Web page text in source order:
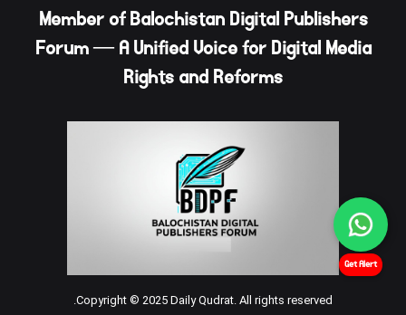
Member of Balochistan Digital Publishers
Forum — A Unified Voice for Digital Media
Rights and Reforms
Copyright © 2025 Daily Qudrat. All rights reserved.
Get Alert